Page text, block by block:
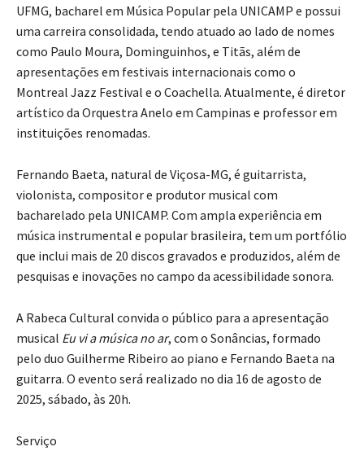
UFMG, bacharel em Música Popular pela UNICAMP e possui
uma carreira consolidada, tendo atuado ao lado de nomes
como Paulo Moura, Dominguinhos, e Titãs, além de
apresentações em festivais internacionais como o
Montreal Jazz Festival e o Coachella. Atualmente, é diretor
artístico da Orquestra Anelo em Campinas e professor em
instituições renomadas.
Fernando Baeta, natural de Viçosa-MG, é guitarrista,
violonista, compositor e produtor musical com
bacharelado pela UNICAMP. Com ampla experiência em
música instrumental e popular brasileira, tem um portfólio
que inclui mais de 20 discos gravados e produzidos, além de
pesquisas e inovações no campo da acessibilidade sonora.
A Rabeca Cultural convida o público para a apresentação
musical Eu vi a música no ar, com o Sonâncias, formado
pelo duo Guilherme Ribeiro ao piano e Fernando Baeta na
guitarra. O evento será realizado no dia 16 de agosto de
2025, sábado, às 20h.
Serviço